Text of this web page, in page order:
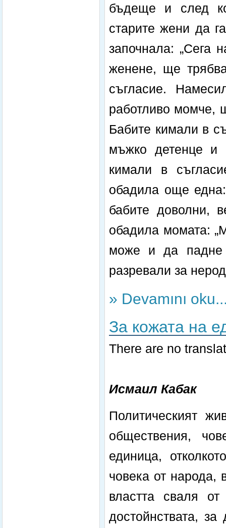
бъдеще и след
старите жени да
започнала:
женене, ще
съгласие.
работливо момче,
Бабите кимали в
мъжко детенце и
кимали в
обадила още
бабите доволни,
обадила момата:
може и да падне
разревали за
» Devamını
За кожата на
There are no
Исмаил Кабак
Политическият
обществения,
единица,
човека от народа,
властта сваля от
достойнствата,